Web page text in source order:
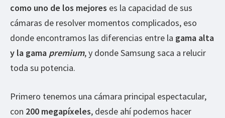
como uno de los mejores es la capacidad de sus
cámaras de resolver momentos complicados, eso
donde encontramos las diferencias entre la gama alta
y la gama premium, y donde Samsung saca a relucir
toda su potencia.
Primero tenemos una cámara principal espectacular,
con 200 megapíxeles, desde ahí podemos hacer